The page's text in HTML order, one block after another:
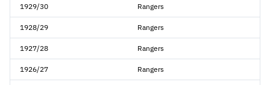
1929/30 Rangers
1928/29 Rangers
1927/28 Rangers
1926/27 Rangers